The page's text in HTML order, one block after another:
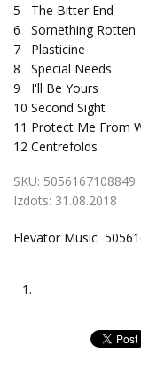
5
The Bitter End
6
Something Rotten
7
Plasticine
8
Special Needs
9
I'll Be Yours
10 Second Sight
11 Protect Me From
12 Centrefolds
SKU: 5056167108849
Izdots: 31.08.2018
Elevator Music
1.